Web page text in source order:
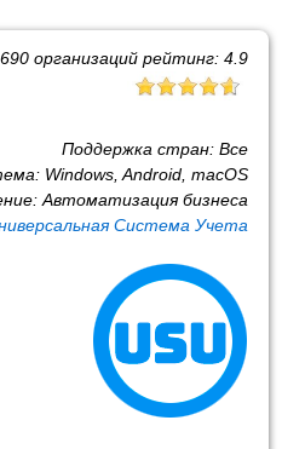
690организаций рейтинг: 4.9
Поддержка стран: Все
Windows, Android, macOS
Автоматизация бизнеса
Система Учета